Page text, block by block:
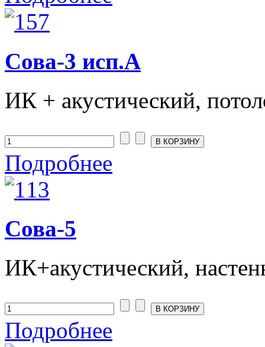
Сова-3 исп.А
ИК + акустический,
Подробнее
Сова-5
ИК+акустический,
Подробнее